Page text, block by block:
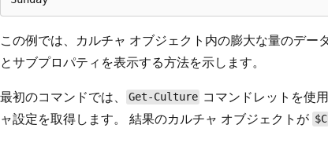
この例では、カルチャ オブジェクト内の膨大な量のデー
とサブプロパティを表示する方法を示します。
最初のコマンドでは、
Get-Culture コマンドレットを使
ャ設定を取得します。 結果のカルチャ オブジェクトが $C